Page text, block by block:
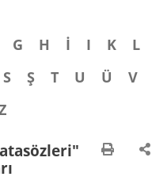
G H İ I K
L
S Ş T U Ü
V